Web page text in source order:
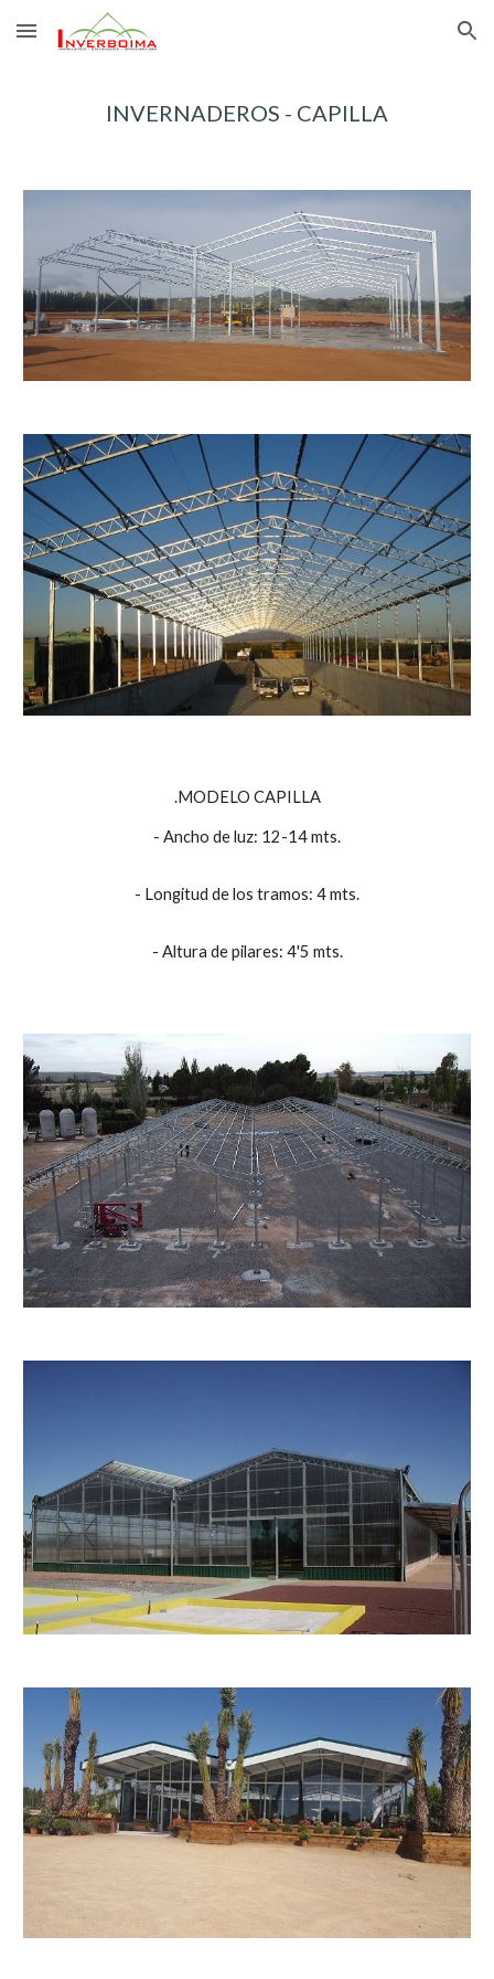
Skip to main content Skip to navigation
INVERNADEROS - CAPILLA
.MODELO CAPILLA
- Ancho de luz: 12-14 mts.
- Longitud de los tramos: 4 mts.
- Altura de pilares: 4'5 mts.